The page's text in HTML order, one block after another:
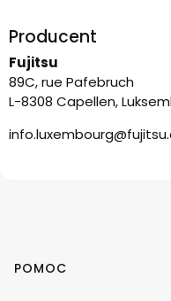
Producent
Fujitsu
89C, rue Pafebruch
L-8308 Capellen,
Linki w stopce
POMOC